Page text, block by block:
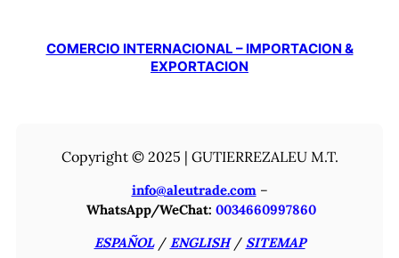
COMERCIO INTERNACIONAL – IMPORTACION &
EXPORTACION
Copyright © 2025 | GUTIERREZALEU M.T.
info@aleutrade.com–
WhatsApp/WeChat: 0034660997860
ESPAÑOL/ ENGLISH/ SITEMAP